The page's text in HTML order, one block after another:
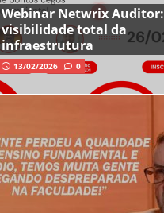
Webinar Netwrix Auditor:
visibilidade total da
infraestrutura
13/02/2026 0